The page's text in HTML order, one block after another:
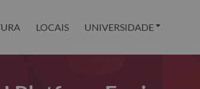
LOCAIS UNIVERSIDADE